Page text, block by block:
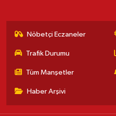
Nöbetçi Eczaneler
Trafik Durumu
Tüm Manşetler
Haber Arşivi